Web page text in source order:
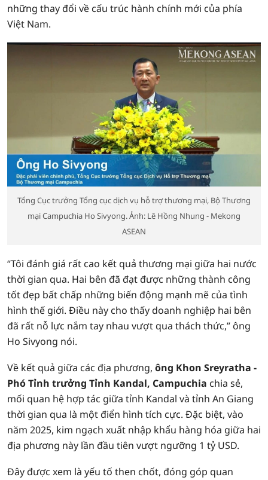
những thay đổi về cấu trúc hành chính mới của phía
Việt Nam.
Tổng Cục trưởng Tổng cục dịch vụ hỗ trợ thương mại, Bộ Thương
mại Campuchia Ho Sivyong. Ảnh: Lê Hồng Nhung - Mekong
ASEAN
“Tôi đánh giá rất cao kết quả thương mại giữa hai nước
thời gian qua. Hai bên đã đạt được những thành công
tốt đẹp bất chấp những biến động mạnh mẽ của tình
hình thế giới. Điều này cho thấy doanh nghiệp hai bên
đã rất nỗ lực nắm tay nhau vượt qua thách thức,” ông
Ho Sivyong nói.
Về kết quả giữa các địa phương, ông Khon Sreyratha -
Phó Tỉnh trưởng Tỉnh Kandal, Campuchia chia sẻ,
mối quan hệ hợp tác giữa tỉnh Kandal và tỉnh An Giang
thời gian qua là một điển hình tích cực. Đặc biệt, vào
năm 2025, kim ngạch xuất nhập khẩu hàng hóa giữa hai
địa phương này lần đầu tiên vượt ngưỡng 1 tỷ USD.
Đây được xem là yếu tố then chốt, đóng góp quan